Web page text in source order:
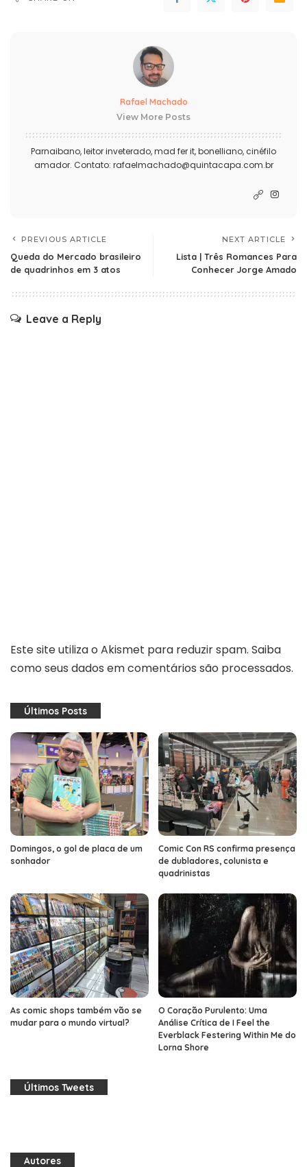
Rafael Machado
View More Posts
Parnaibano, leitor inveterado, mad fer it, bonelliano, cinéfilo
amador. Contato: rafaelmachado@quintacapa.com.br
PREVIOUS ARTICLE
Queda do Mercado brasileiro
de quadrinhos em 3 atos
NEXT ARTICLE
Lista | Três Romances Para
Conhecer Jorge Amado
Leave a Reply
Este site utiliza o Akismet para reduzir spam. Saiba
como seus dados em comentários são processados.
Últimos Posts
Domingos, o gol de placa de um
sonhador
Comic Con RS confirma presença
de dubladores, colunista e
quadrinistas
As comic shops também vão se
mudar para o mundo virtual?
O Coração Purulento: Uma
Análise Crítica de I Feel the
Everblack Festering Within Me do
Lorna Shore
Últimos Tweets
Autores